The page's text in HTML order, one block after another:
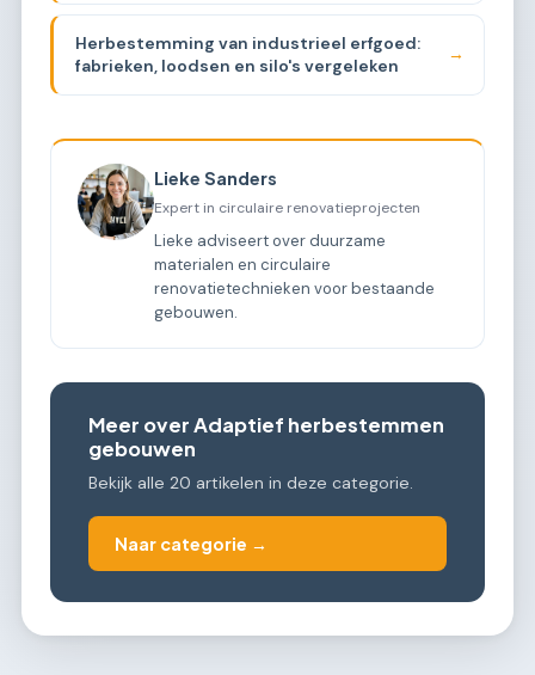
Herbestemming van industrieel erfgoed:
fabrieken, loodsen en silo's vergeleken
→
Lieke Sanders
Expert in circulaire renovatieprojecten
Lieke adviseert over duurzame
materialen en circulaire
renovatietechnieken voor bestaande
gebouwen.
Meer over Adaptief herbestemmen
gebouwen
Bekijk alle 20 artikelen in deze categorie.
Naar categorie →